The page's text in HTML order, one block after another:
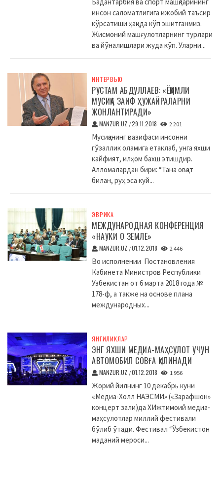
инсон саломатлигига ижобий таъсир
кўрсатиши ҳақида кўп эшитганмиз.
Жисмоний машғулотларнинг турлари
ва йўналишлари жуда кўп. Уларни...
ИНТЕРВЬЮ
РУСТАМ АБДУЛЛАЕВ: «ЁҚИМЛИ
МУСИҚА ЗАИФ ҲУЖАЙРАЛАРНИ
ЖОНЛАНТИРАДИ»
MANZUR.UZ /29.11.2018 2 201
Мусиқанинг вазифаси инсонни
гўзаллик оламига етаклаб, унга яхши
кайфият, илҳом бахш этишдир.
Алломалардан бири: “Тана овқат
билан, руҳ эса куй...
ЭВРИКА
МЕЖДУНАРОДНАЯ КОНФЕРЕНЦИЯ
«НАУКИ О ЗЕМЛЕ»
MANZUR.UZ /01.12.2018 2 446
Во исполнении Постановления
Кабинета Министров Республики
Узбекистан от 6 марта 2018 года №
178-ф, а также на основе плана
международных...
ЯНГИЛИКЛАР
ЭНГ ЯХШИ МЕДИА-МАҲСУЛОТ УЧУН
АВТОМОБИЛ СОВҒА ҚИЛИНАДИ
MANZUR.UZ /01.12.2018 1 956
Жорий йилнинг 10 декабрь куни
«Медиа-Холл НАЭСМИ» («Зарафшон»
концерт зали)да XИжтимоий медиа-
маҳсулотлар миллий фестивали
бўлиб ўтади. Фестивал “Ўзбекистон
маданий мероси...